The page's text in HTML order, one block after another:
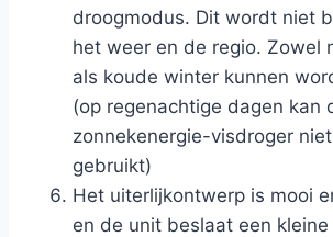
droogmodus. Dit wordt niet
het weer en de regio. Zowel
als koude winter kunnen
(op regenachtige dagen kan
zonnekenergie-visdroger
gebruikt)
Het uiterlijkontwerp is mooi
en de unit beslaat een